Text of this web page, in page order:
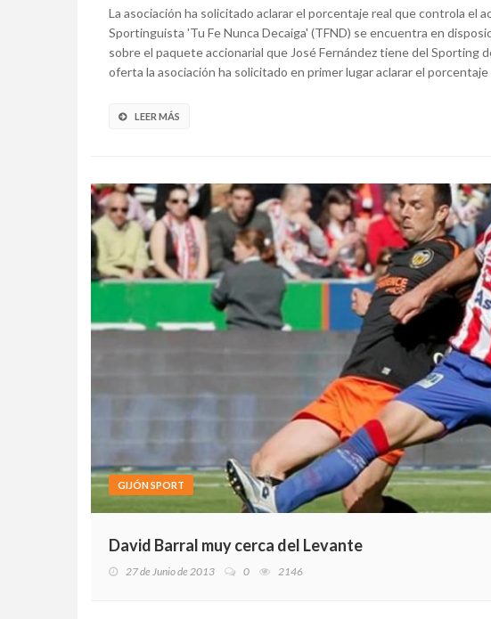
La asociación ha solicitado aclarar el porcentaje real que controla el
Sportinguista 'Tu Fe Nunca Decaiga' (TFND) se encuentra en
sobre el paquete accionarial que José Fernández tiene del Sporting
oferta la asociación ha solicitado en primer lugar aclarar el porcentaje
LEER MÁS
GIJÓN SPORT
David Barral muy cerca del Levante
27 de Junio de 2013 0 2146